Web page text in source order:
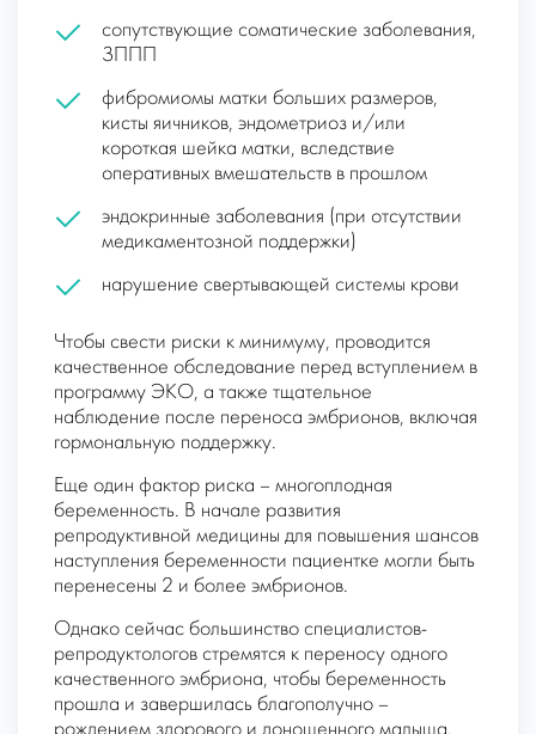
сопутствующие соматические заболевания,
ЗППП
фибромиомы матки больших размеров,
кисты яичников, эндометриоз и/или
короткая шейка матки, вследствие
оперативных вмешательств в прошлом
эндокринные заболевания (при отсутствии
медикаментозной поддержки)
нарушение свертывающей системы крови
Чтобы свести риски к минимуму, проводится
качественное обследование перед вступлением в
программу ЭКО, а также тщательное
наблюдение после переноса эмбрионов, включая
гормональную поддержку.
Еще один фактор риска – многоплодная
беременность. В начале развития
репродуктивной медицины для повышения шансов
наступления беременности пациентке могли быть
перенесены 2 и более эмбрионов.
Однако сейчас большинство специалистов-
репродуктологов стремятся к переносу одного
качественного эмбриона, чтобы беременность
прошла и завершилась благополучно –